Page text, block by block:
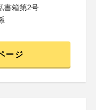
書箱第2号
ージ